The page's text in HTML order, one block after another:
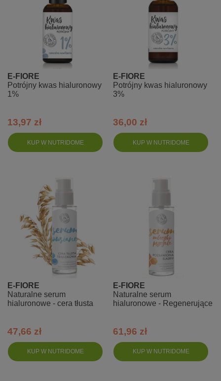
KUP W NUTRIDOME
E-FIORE
Potrójny kwas hialuronowy
1%
13,97 zł
KUP W NUTRIDOME
E-FIORE
Potrójny kwas hialuronowy
3%
36,00 zł
KUP W NUTRIDOME
E-FIORE
Naturalne serum
hialuronowe - cera tłusta
47,66 zł
KUP W NUTRIDOME
E-FIORE
Naturalne serum
hialuronowe - Regenerujące
61,96 zł